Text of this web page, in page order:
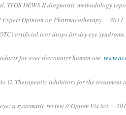
TFOS DEWS II diagnostic methodology
Opinion on Pharmacotherapy. –
artificial tear drops for dry eye
for over thecounter human use.
G. Therapeutic inhibitors for the treatment
a systematic review // Optom Vis Sci. –